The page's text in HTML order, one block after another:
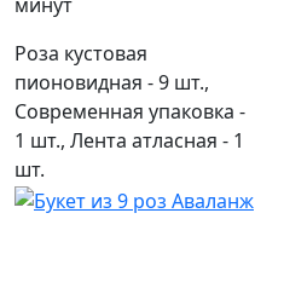
Роза кустовая
пионовидная - 9 шт.,
Современная упаковка -
1 шт., Лента атласная - 1
шт.